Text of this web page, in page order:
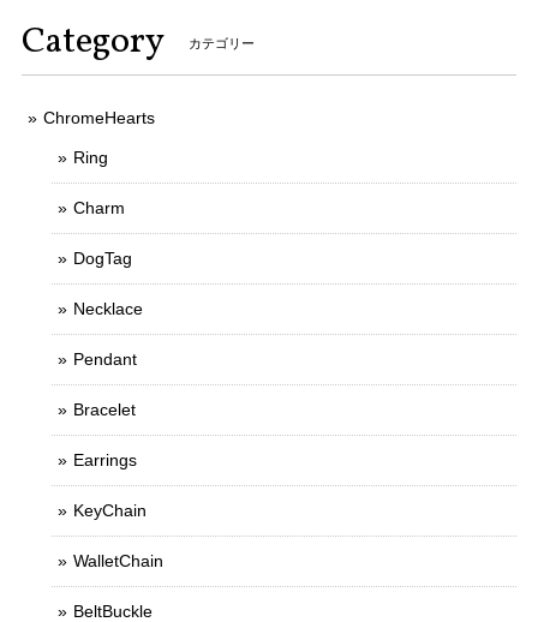
Category カテゴリー
ChromeHearts
Ring
Charm
DogTag
Necklace
Pendant
Bracelet
Earrings
KeyChain
WalletChain
BeltBuckle